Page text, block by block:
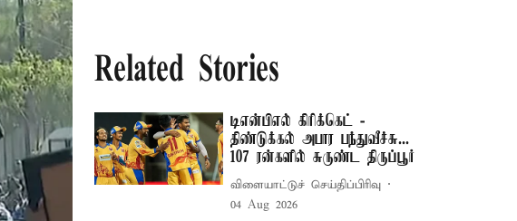
Related Stories
டிஎன்பிஎல் கிரிக்கெட் -
திண்டுக்கல் அபார பந்துவீச்சு...
107 ரன்களில் சுருண்ட திருப்பூர்
விளையாட்டுச் செய்திப்பிரிவு
04 Aug 2026